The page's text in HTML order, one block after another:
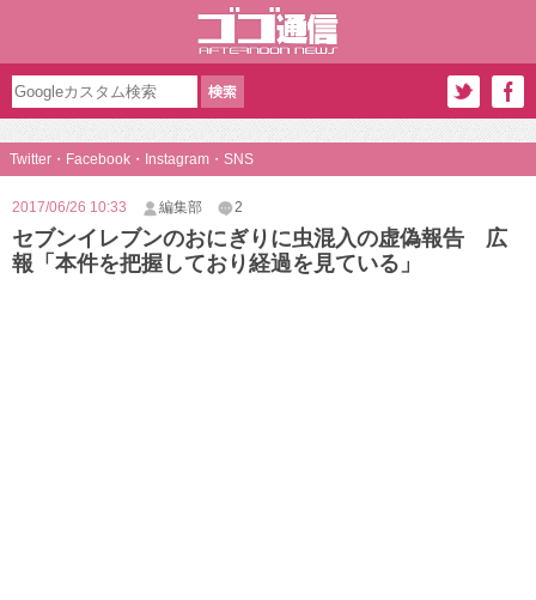
Twitter・Facebook・Instagram・SNS
2017/06/26 10:33 編集部 2
セブンイレブンのおにぎりに虫混入の虚偽報告 広
報「本件を把握しており経過を見ている」